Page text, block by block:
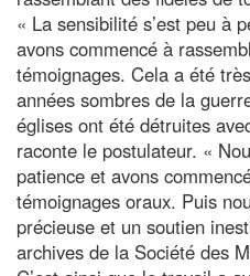
« La sensibilité s’est peu à
avons commencé à
témoignages. Cela a été
années sombres de la
églises ont été détruites
raconte le postulateur. «
patience et avons
témoignages oraux. Puis
précieuse et un soutien
archives de la Société des